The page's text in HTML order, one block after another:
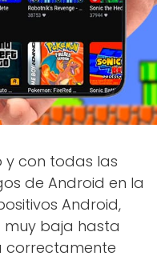
y con todas las
de Android en la
Android,
baja hasta
correctamente